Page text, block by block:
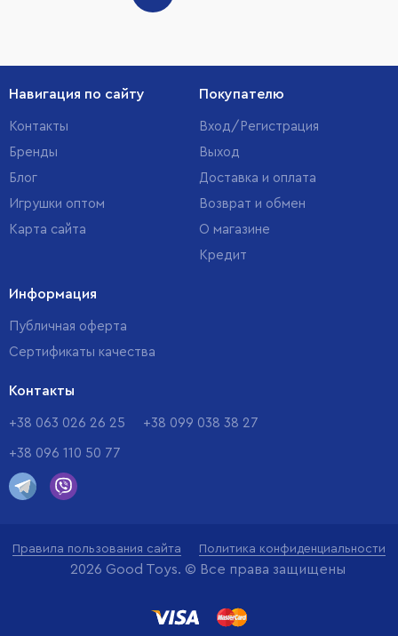
Навигация по сайту
Контакты
Бренды
Блог
Игрушки оптом
Карта сайта
Покупателю
Вход/Регистрация
Выход
Доставка и оплата
Возврат и обмен
О магазине
Кредит
Информация
Публичная оферта
Сертификаты качества
Контакты
+38 063 026 26 25 +38 099 038 38 27
+38 096 110 50 77
Правила пользования сайта Политика конфиденциальности
2026 Good Toys. © Все права защищены